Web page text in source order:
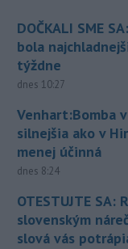
DOČKALI SME
bola
týždne
dnes 10:27
Venhart:Bomba
silnejšia ako v
menej účinná
dnes 8:24
OTESTUJTE SA:
slovenským
slová vás